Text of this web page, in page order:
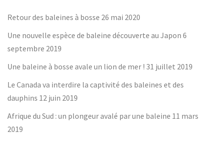
Retour des baleines à bosse 26 mai 2020
Une nouvelle espèce de baleine découverte au Japon 6
septembre 2019
Une baleine à bosse avale un lion de mer ! 31 juillet 2019
Le Canada va interdire la captivité des baleines et des
dauphins 12 juin 2019
Afrique du Sud : un plongeur avalé par une baleine 11 mars
2019